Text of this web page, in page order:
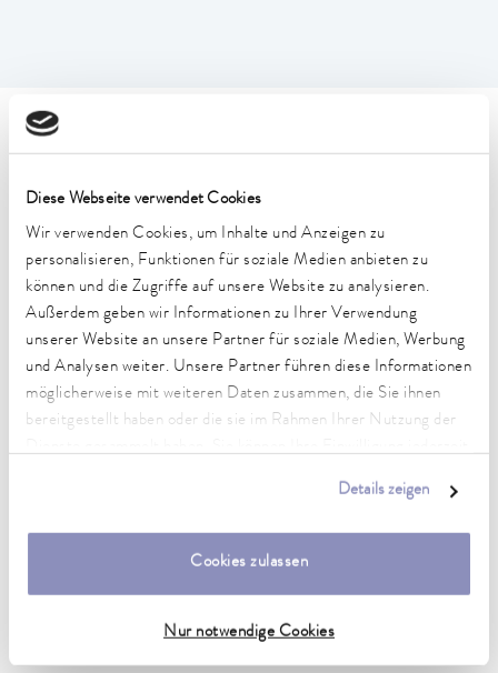
Diese Webseite verwendet Cookies
Wir verwenden Cookies, um Inhalte und Anzeigen zu
personalisieren, Funktionen für soziale Medien anbieten zu
können und die Zugriffe auf unsere Website zu analysieren.
Außerdem geben wir Informationen zu Ihrer Verwendung
unserer Website an unsere Partner für soziale Medien, Werbung
und Analysen weiter. Unsere Partner führen diese Informationen
möglicherweise mit weiteren Daten zusammen, die Sie ihnen
bereitgestellt haben oder die sie im Rahmen Ihrer Nutzung der
Details zeigen
Cookies zulassen
Nur notwendige Cookies
Technische Merkmale (nach
DIN 12876)
Arbeitstemperaturbereich
-55 ... 200 °C
Betriebstemperaturbereich
-55 ... 200 °C
Umgebungstemperaturbereich
5 ... 40 °C